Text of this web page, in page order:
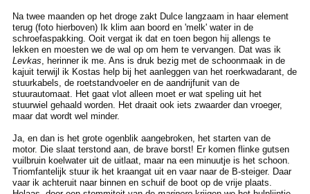
Na twee maanden op het droge zakt Dulce langzaam in haar element
terug (foto hierboven) Ik klim aan boord en 'melk' water in de
schroefaspakking. Ooit vergat ik dat en toen begon hij allengs te
lekken en moesten we de wal op om hem te vervangen. Dat was ik
Levkas , herinner ik me. Ans is druk bezig met de schoonmaak in de
kajuit terwijl ik Kostas help bij het aanleggen van het roerkwadarant, de
stuurkabels, de roetstandvoeler en de aandrijfunit van de
stuurautomaat. Het gaat vlot alleen moet er wat speling uit het
stuurwiel gehaald worden. Het draait ook iets zwaarder dan vroeger,
maar dat wordt wel minder.
Ja, en dan is het grote ogenblik aangebroken, het starten van de
motor. Die slaat terstond aan, de brave borst! Er komen flinke gutsen
vuilbruin koelwater uit de uitlaat, maar na een minuutje is het schoon.
Triomfantelijk stuur ik het kraangat uit en vaar naar de B-steiger. Daar
vaar ik achteruit naar binnen en schuif de boot op de vrije plaats.